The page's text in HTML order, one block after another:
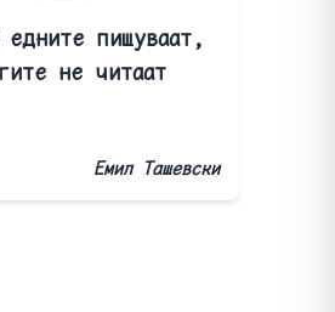
пишуваат,
не читаат
Емил Ташевски